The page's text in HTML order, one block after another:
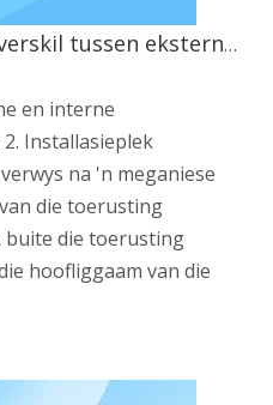
Pomponderdele - Die verskil tussen eksterne en interne masjienseëls
en interne
Installasieplek
na 'n meganiese
die toerusting
buite die toerusting
hoofliggaam van die